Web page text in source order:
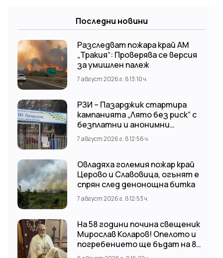
Последни новини
Разследват пожара край АМ
„Тракия“: Проверява се версия
за умишлен палеж
7 август 2026 г. в 13:10 ч.
РЗИ – Пазарджик стартира
кампанията „Лято без риск“ с
безплатни и анонимни
изследвания за ХИВ
7 август 2026 г. в 12:56 ч.
Овладяха големия пожар край
Церово и Славовица, огънят е
спрян след денонощна битка
7 август 2026 г. в 12:53 ч.
На 58 години почина свещеник
Мирослав Коларов! Опелото и
погребението ще бъдат на 8
август (събота) от 11:00 часа в